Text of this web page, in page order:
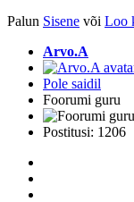
Palun Sisene või Loo
Arvo.A
Pole saidil
Foorumi guru
Postitusi: 1206